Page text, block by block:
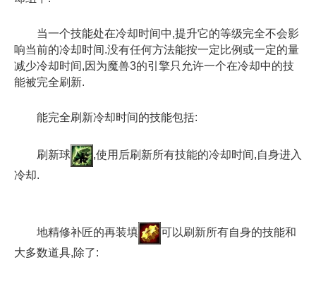
当一个技能处在冷却时间中,提升它的等级完全不会影
响当前的冷却时间.没有任何方法能按一定比例或一定的量
减少冷却时间,因为魔兽3的引擎只允许一个在冷却中的技
能被完全刷新.
能完全刷新冷却时间的技能包括:
刷新球
,使用后刷新所有技能的冷却时间,自身进入
冷却.
地精修补匠的再装填
可以刷新所有自身的技能和
大多数道具,除了: